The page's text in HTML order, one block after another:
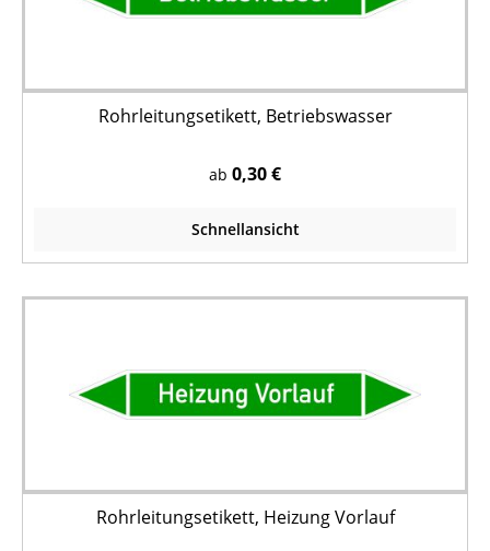
Rohrleitungsetikett, Betriebswasser
ab 0,30 €
Schnellansicht
Rohrleitungsetikett, Heizung Vorlauf